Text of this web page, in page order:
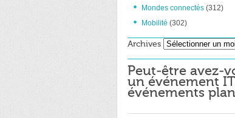
Mondes connectés (312)
Mobilité (302)
Archives Archives
Peut-être avez-
un événement
événements